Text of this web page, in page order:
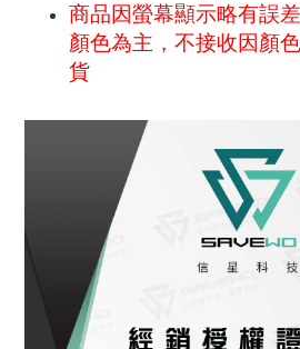
商品因螢幕顯示略有誤
顏色為主，不接收因顏
貨